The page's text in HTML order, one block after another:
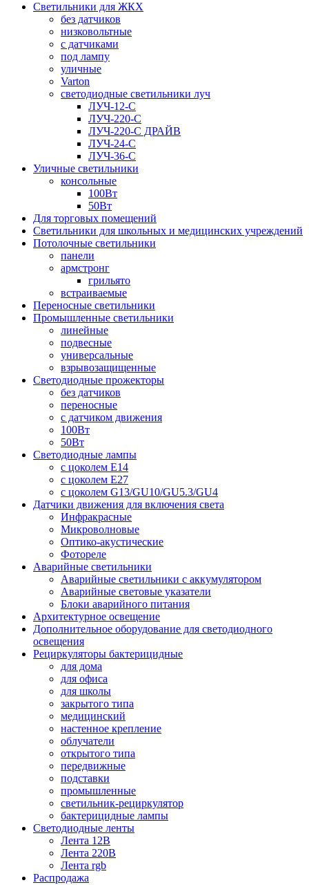
Светильники для ЖКХ
без датчиков
низковольтные
с датчиками
под лампу
уличные
Varton
светодиодные светильники луч
ЛУЧ-12-С
ЛУЧ-220-С
ЛУЧ-220-С ДРАЙВ
ЛУЧ-24-С
ЛУЧ-36-С
Уличные светильники
консольные
100Вт
50Вт
Для торговых помещений
Светильники для школьных и медицинских учреждений
Потолочные светильники
панели
армстронг
грильято
встраиваемые
Переносные светильники
Промышленные светильники
линейные
подвесные
универсальные
взрывозащищенные
Светодиодные прожекторы
без датчиков
переносные
с датчиком движения
100Вт
50Вт
Светодиодные лампы
с цоколем E14
с цоколем E27
с цоколем G13/GU10/GU5.3/GU4
Датчики движения для включения света
Инфракрасные
Микроволновые
Оптико-акустические
Фотореле
Аварийные светильники
Аварийные светильники с аккумулятором
Аварийные световые указатели
Блоки аварийного питания
Архитектурное освещение
Дополнительное оборудование для светодиодного
освещения
Рециркуляторы бактерицидные
для дома
для офиса
для школы
закрытого типа
медицинский
настенное крепление
облучатели
открытого типа
передвижные
подставки
промышленные
светильник-рециркулятор
бактерицидные лампы
Светодиодные ленты
Лента 12В
Лента 220В
Лента rgb
Распродажа